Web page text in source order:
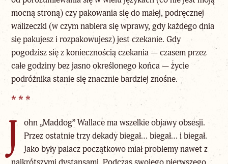
mocną stroną) czy pakowania się do małej, podręcznej
walizeczki (w czym nabiera się wprawy, gdy każdego dnia
się pakujesz i rozpakowujesz) jest czekanie. Gdy
pogodzisz się z koniecznością czekania — czasem przez
całe godziny bez jasno określonego końca — życie
podróżnika stanie się znacznie bardziej znośne.
* * *
J
ohn „Maddog” Wallace ma wszelkie objawy obsesji.
Przez ostatnie trzy dekady biegał… biegał… i biegał.
Jako były palacz początkowo miał problemy nawet z